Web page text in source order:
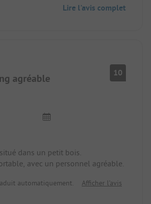
qui fait beaucoup d'efforts.Lire l'avis complet
agréable 10
dans un petit bois.
avec un personnel agréable.
automatiquement.
Afficher l'avis